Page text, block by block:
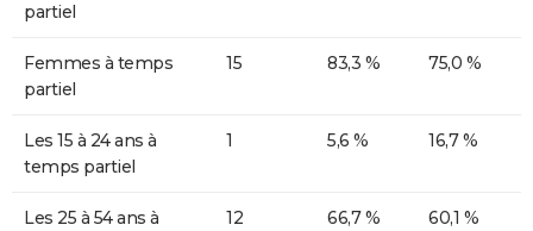
partiel
Femmes à temps
partiel
15 83,3 % 75,0 %
Les 15 à 24 ans à
temps partiel
1 5,6 % 16,7 %
Les 25 à 54 ans à
12 66,7 % 60,1 %